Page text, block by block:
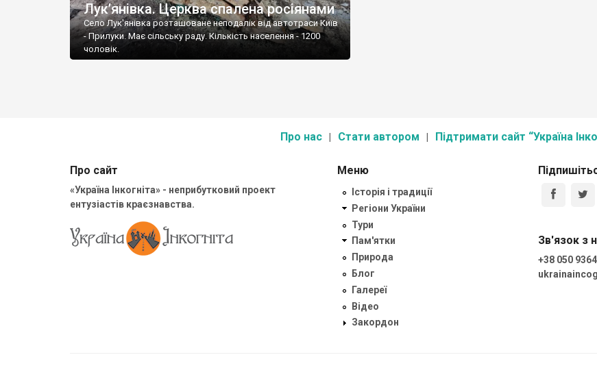
Лук’янівка. Церква спалена росіянами
Село Лук'янівка розташоване неподалік від автотраси Київ
- Прилуки. Має сільську раду. Кількість населення - 1200
чоловік.
Про нас Стати автором Підтримати сайт “Україна
Про сайт
«Україна Інкогніта» - неприбутковий проект
ентузіастів краєзнавства.
Меню
Історія і традиції
Регіони України
Тури
Пам'ятки
Природа
Блог
Галереї
Відео
Закордон
Зв'язок з
+38 050